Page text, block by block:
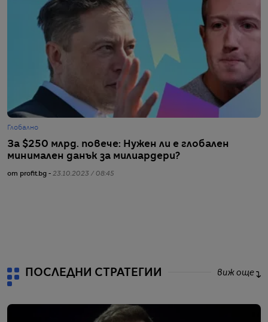
Глобално
За $250 млрд. повече: Нужен ли е глобален
минимален данък за милиардери?
от profit.bg - 23.10.2023 / 08:45
ПОСЛЕДНИ СТРАТЕГИИ виж още